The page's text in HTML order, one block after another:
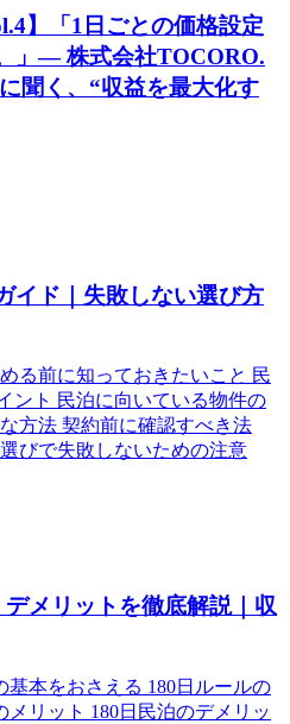
】「1日ごとの価格設定
」— 株式会社TOCORO.
聞く、“収益を最大化す
イド｜失敗しない選び方
る前に知っておきたいこと 民
ント 民泊に向いている物件の
方法 契約前に確認すべき法
びで失敗しないための注意
メリットを徹底解説｜収
基本をおさえる 180日ルールの
リット 180日民泊のデメリッ